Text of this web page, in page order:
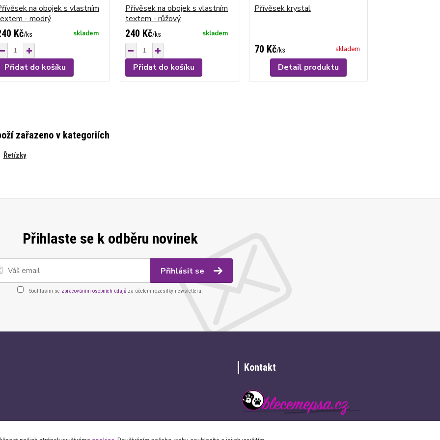
na obojek s vlastním
- modrý
Kč/ks skladem
Přidat do košíku
Přívěsek na obojek s vlastním
textem - růžový
240 Kč/ks skladem
Přidat do košíku
Přívěsek krystal
70 Kč/ks skladem
Detail produktu
zařazeno v kategoriích
Řetízky
Přihlaste se k odběru novinek
Přihlásit se
Souhlasím se zpracováním osobních údajů za účelem rozesílky newsletteru.
Kontakt